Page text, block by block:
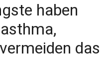
haben
das